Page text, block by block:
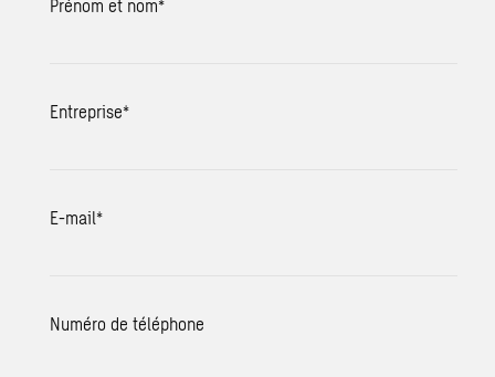
Prénom et nom*
Entreprise*
E-mail*
Numéro de téléphone